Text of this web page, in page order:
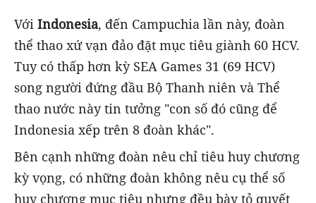
Với Indonesia, đến Campuchia lần này, đoàn
thể thao xứ vạn đảo đặt mục tiêu giành 60 HCV.
Tuy có thấp hơn kỳ SEA Games 31 (69 HCV)
song người đứng đầu Bộ Thanh niên và Thể
thao nước này tin tưởng "con số đó cũng để
Indonesia xếp trên 8 đoàn khác".
Bên cạnh những đoàn nêu chỉ tiêu huy chương
kỳ vọng, có những đoàn không nêu cụ thể số
huy chương mục tiêu nhưng đều bày tỏ quyết